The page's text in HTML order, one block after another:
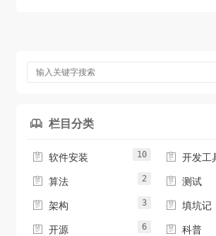
 栏目分类
 软件安装 10  开发工
 算法 2  测试
 架构 3  填坑记
 开源 6  科普